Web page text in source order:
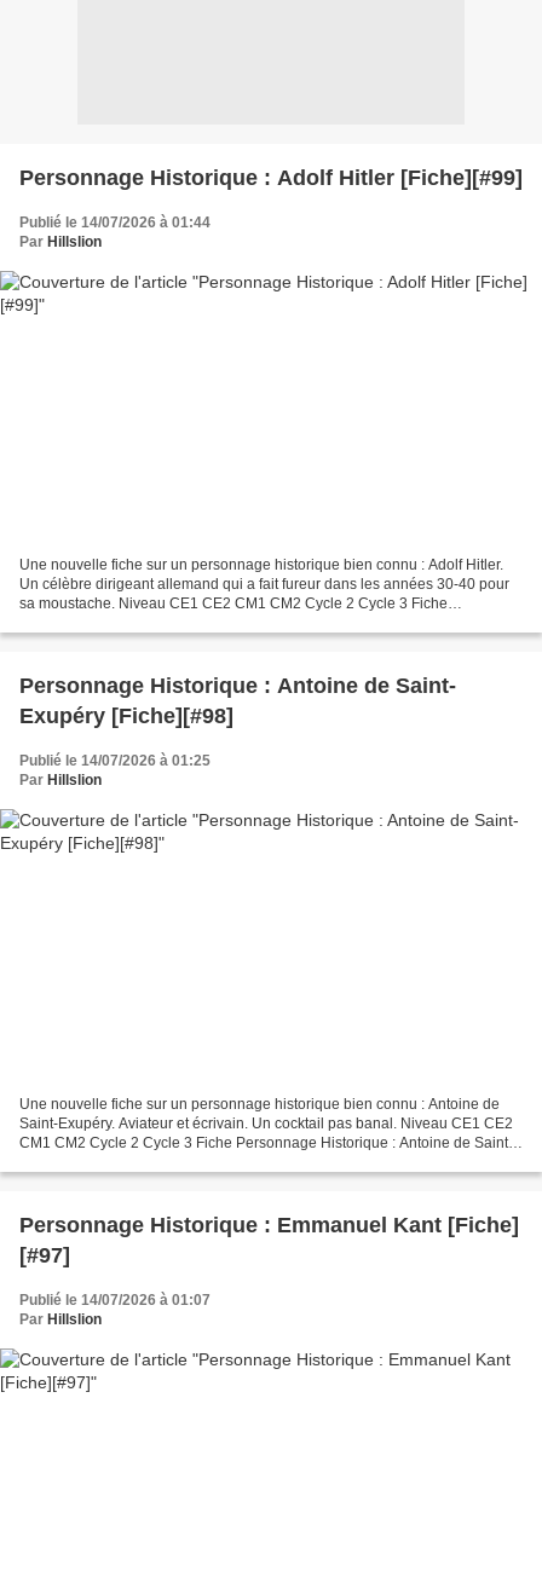
Personnage Historique : Adolf Hitler [Fiche][#99]
Publié le 14/07/2026 à 01:44
Par Hillslion
Une nouvelle fiche sur un personnage historique bien connu : Adolf Hitler.
Un célèbre dirigeant allemand qui a fait fureur dans les années 30-40 pour
sa moustache. Niveau CE1 CE2 CM1 CM2 Cycle 2 Cycle 3 Fiche
Personnage Historique : Antoine de Saint-
Exupéry [Fiche][#98]
Publié le 14/07/2026 à 01:25
Par Hillslion
Une nouvelle fiche sur un personnage historique bien connu : Antoine de
Saint-Exupéry. Aviateur et écrivain. Un cocktail pas banal. Niveau CE1 CE2
CM1 CM2 Cycle 2 Cycle 3 Fiche Personnage Historique : Antoine de Saint-
Personnage Historique : Emmanuel Kant [Fiche]
[#97]
Publié le 14/07/2026 à 01:07
Par Hillslion